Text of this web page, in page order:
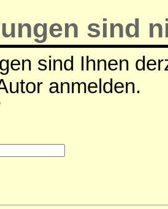
sind
sind Ihnen
anmelden.